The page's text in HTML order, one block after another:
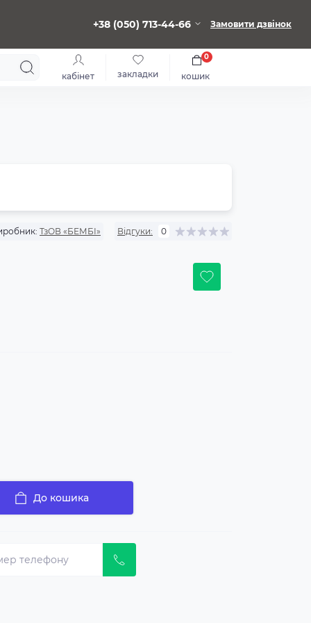
+38 (050) 713-44-66 Замовити дзвінок
кабінет закладки кошик
0
ТзОВ «БЕМБІ» Відгуки: 0
До кошика